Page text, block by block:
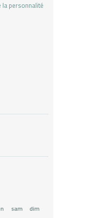
la personnalité
sam
dim